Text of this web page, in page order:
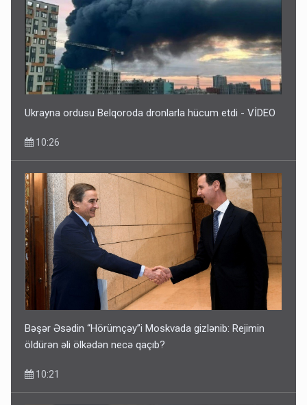
Ukrayna ordusu Belqoroda dronlarla hücum etdi - VİDEO
10:26
Bəşər Əsədin “Hörümçəy”i Moskvada gizlənib: Rejimin
öldürən əli ölkədən necə qaçıb?
10:21